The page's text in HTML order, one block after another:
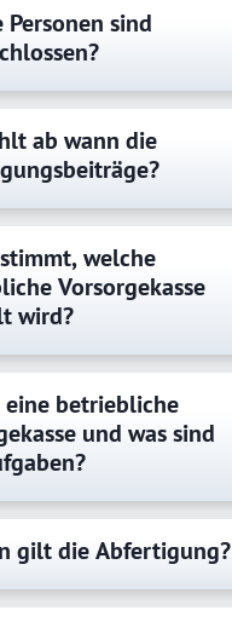
Personen sind
ab wann die
welche
Vorsorgekasse
wird?
eine betriebliche
und was sind
gilt die Abfertigung?